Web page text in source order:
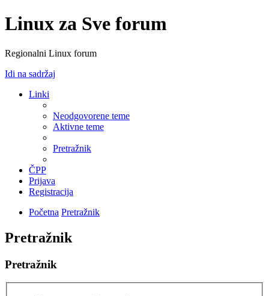
Linux za Sve forum
Regionalni Linux forum
Idi na sadržaj
Linki
Neodgovorene teme
Aktivne teme
Pretražnik
ČPP
Prijava
Registracija
Početna Pretražnik
Pretražnik
Pretražnik